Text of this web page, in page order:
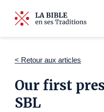
< Retour aux articles
Our first
SBL